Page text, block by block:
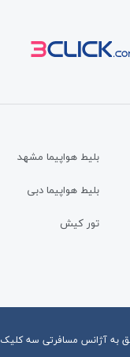
بلیط هواپیما مشهد
بلیط هواپیما دبی
تور کیش
به آژانس مسافرتی سه کلیک